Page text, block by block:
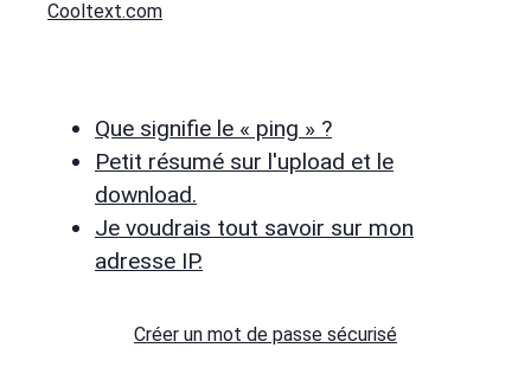
Cooltext.com
Que signifie le « ping » ?
Petit résumé sur l'upload et le
download.
Je voudrais tout savoir sur mon
adresse IP.
Créer un mot de passe sécurisé